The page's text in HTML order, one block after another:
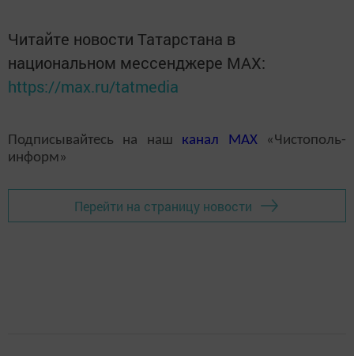
Читайте новости Татарстана в
национальном мессенджере MАХ:
https://max.ru/tatmedia
Подписывайтесь на наш канал MAX«Чистополь-
информ»
Перейти на страницу новости